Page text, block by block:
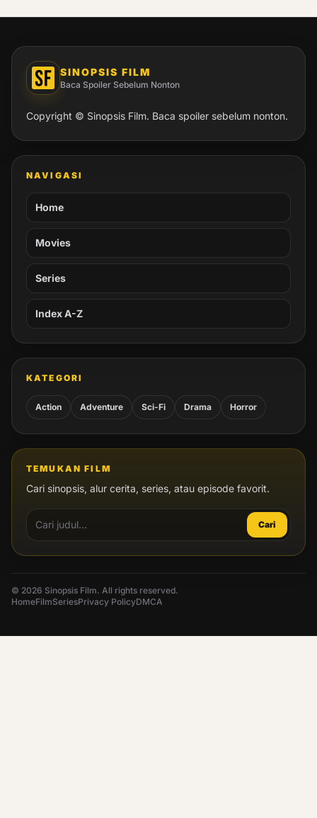
SINOPSIS FILM
Baca Spoiler Sebelum Nonton
Copyright © Sinopsis Film. Baca spoiler sebelum nonton.
NAVIGASI
Home
Movies
Series
Index A-Z
KATEGORI
Action Adventure Sci-Fi Drama Horror
TEMUKAN FILM
Cari sinopsis, alur cerita, series, atau episode favorit.
Cari
© 2026 Sinopsis Film. All rights reserved.
HomeFilmSeriesPrivacy PolicyDMCA